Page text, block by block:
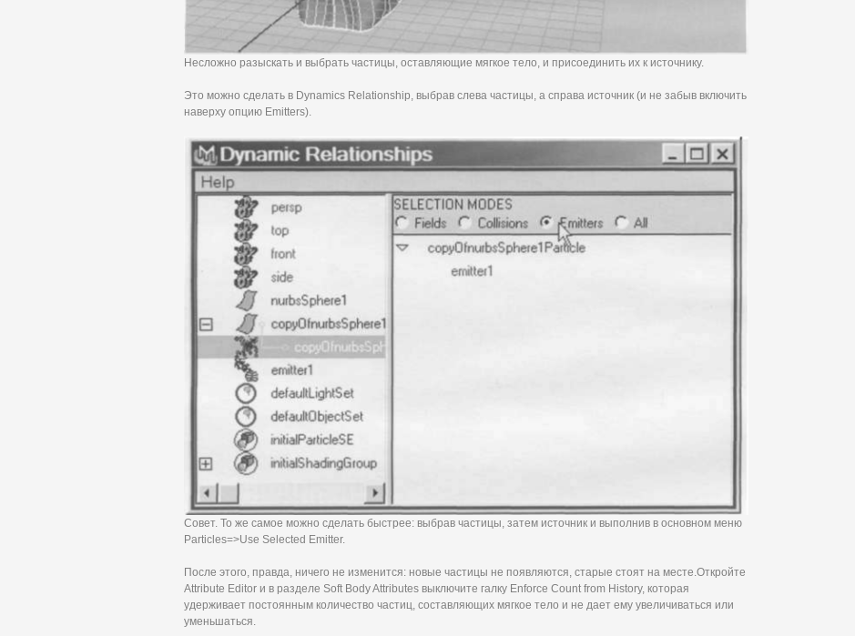
Несложно разыскать и выбрать частицы, оставляющие мягкое тело, и присоединить их к источнику.
Это можно сделать в Dynamics Relationship, выбрав слева частицы, а справа источник (и не забыв включить
наверху опцию Emitters).
Совет. То же самое можно сделать быстрее: выбрав частицы, затем источник и выполнив в основном меню
Particles=>Use Selected Emitter.
После этого, правда, ничего не изменится: новые частицы не появляются, старые стоят на месте.Откройте
Attribute Editor и в разделе Soft Body Attributes выключите галку Enforce Count from History, которая
удерживает постоянным количество частиц, составляющих мягкое тело и не дает ему увеличиваться или
уменьшаться.